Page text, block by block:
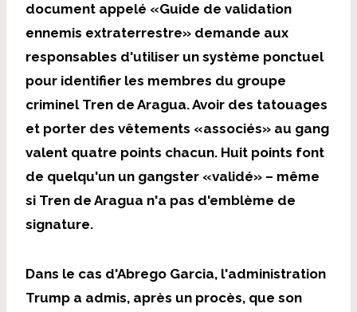
document appelé «Guide de validation
ennemis extraterrestre» demande aux
responsables d'utiliser un système ponctuel
pour identifier les membres du groupe
criminel Tren de Aragua. Avoir des tatouages ​​
et porter des vêtements «associés» au gang
valent quatre points chacun. Huit points font
de quelqu'un un gangster «validé» – même
si Tren de Aragua n'a pas d'emblème de
signature.
Dans le cas d'Abrego Garcia, l'administration
Trump a admis, après un procès, que son